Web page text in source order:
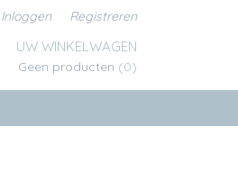
Inloggen Registreren
UW WINKELWAGEN
Geen producten (0)